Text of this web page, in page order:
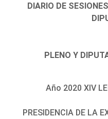
DIARIO DE
PLENO Y
Año 2020 XIV
PRESIDENCIA DE LA